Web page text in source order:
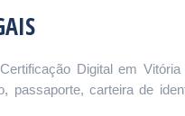
Digital em
passaporte, carteira de